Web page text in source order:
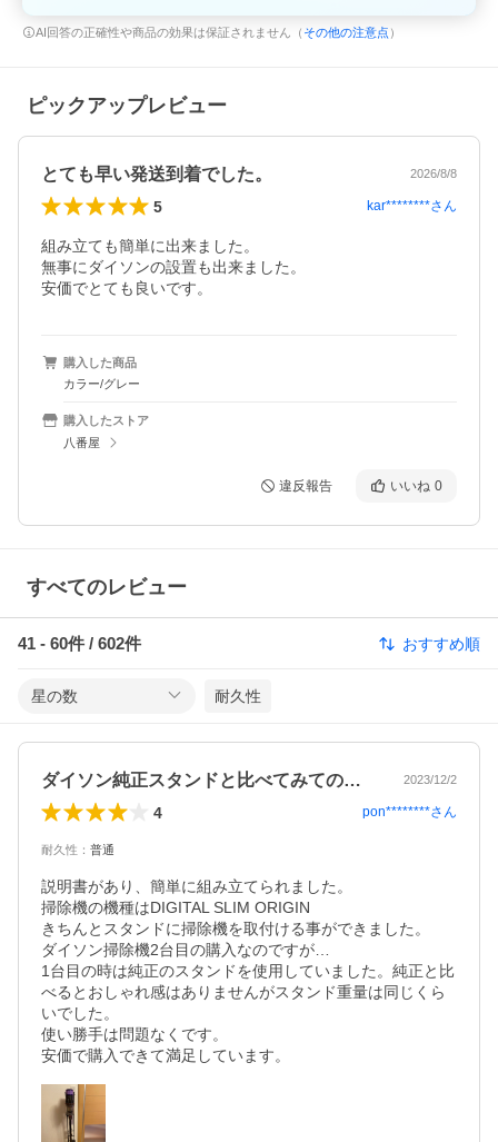
AI回答の正確性や商品の効果は保証されません（ その他の注意点 ）
ピックアップレビュー
とても早い発送到着でした。 2026/8/8
5 kar********さん
組み立ても簡単に出来ました。
無事にダイソンの設置も出来ました。
安価でとても良いです。
購入した商品
カラー/グレー
購入したストア
八番屋
違反報告 いいね 0
すべてのレビュー
41 - 60件 / 602件 おすすめ順
星の数 耐久性
ダイソン純正スタンドと比べてみての感想 2023/12/2
4 pon********さん
耐久性 ： 普通
説明書があり、簡単に組み立てられました。
掃除機の機種はDIGITAL SLIM ORIGIN
きちんとスタンドに掃除機を取付ける事ができました。
ダイソン掃除機2台目の購入なのですが…
1台目の時は純正のスタンドを使用していました。純正と比
べるとおしゃれ感はありませんがスタンド重量は同じくら
いでした。
使い勝手は問題なくです。
安価で購入できて満足しています。